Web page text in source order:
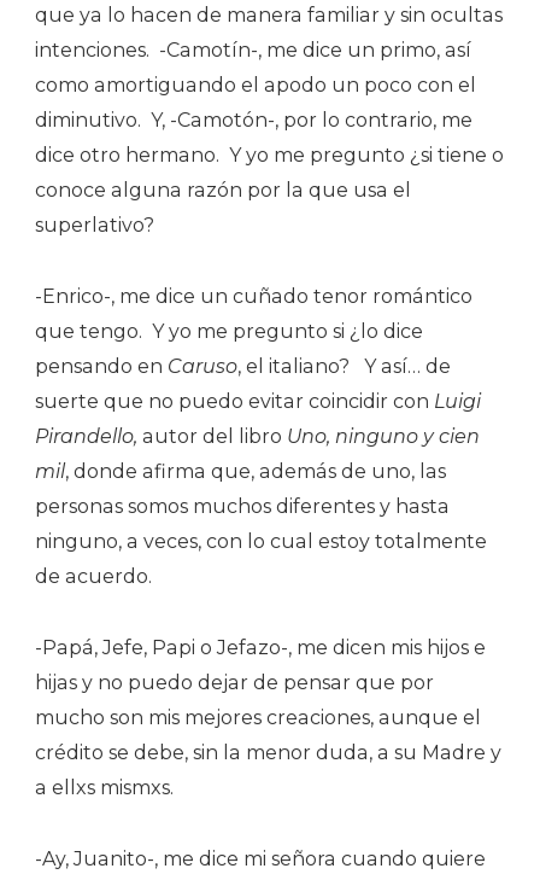
que ya lo hacen de manera familiar y sin ocultas
intenciones. -Camotín-, me dice un primo, así
como amortiguando el apodo un poco con el
diminutivo. Y, -Camotón-, por lo contrario, me
dice otro hermano. Y yo me pregunto ¿si tiene o
conoce alguna razón por la que usa el
superlativo?
-Enrico-, me dice un cuñado tenor romántico
que tengo. Y yo me pregunto si ¿lo dice
pensando en Caruso, el italiano?
Y así… de
suerte que no puedo evitar coincidir con Luigi
Pirandello, autor del libro Uno, ninguno y cien
mil, donde afirma que, además de uno, las
personas somos muchos diferentes y hasta
ninguno, a veces, con lo cual estoy totalmente
de acuerdo.
-Papá, Jefe, Papi o Jefazo-, me dicen mis hijos e
hijas y no puedo dejar de pensar que por
mucho son mis mejores creaciones, aunque el
crédito se debe, sin la menor duda, a su Madre y
a ellxs mismxs.
-Ay, Juanito-, me dice mi señora cuando quiere